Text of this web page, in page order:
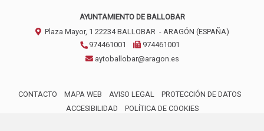
AYUNTAMIENTO DE BALLOBAR
Plaza Mayor, 1 22234 BALLOBAR - ARAGÓN (ESPAÑA)
974461001
974461001
aytoballobar@aragon.es
CONTACTO MAPA WEB AVISO LEGAL
PROTECCIÓN DE DATOS
ACCESIBILIDAD
POLÍTICA DE COOKIES